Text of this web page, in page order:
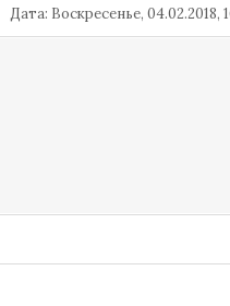
Дата: Воскресенье,